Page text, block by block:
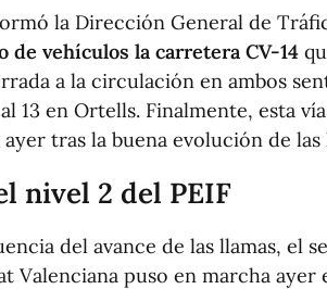
la Dirección General de
de vehículos la carretera CV-14
a la circulación en ambos
13 en Ortells. Finalmente, esta
ayer tras la buena evolución de las
nivel 2 del PEIF
del avance de las llamas, el
Valenciana puso en marcha ayer